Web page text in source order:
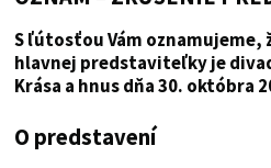
S ľútosťou Vám oznamujeme,
hlavnej predstaviteľky je
Krása a hnus dňa 30. októbra
O predstavení